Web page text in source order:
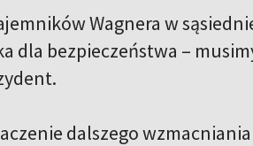
Wagnera w
dla bezpieczeństwa –
dalszego